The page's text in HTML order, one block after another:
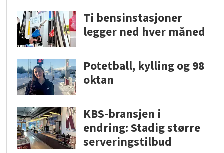
Ti bensinstasjoner
legger ned hver måned
Potetball, kylling og 98
oktan
KBS-bransjen i
endring: Stadig større
serveringstilbud